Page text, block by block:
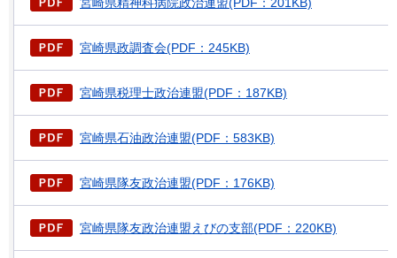
宮崎県政調査会(PDF：245KB)
宮崎県税理士政治連盟(PDF：187KB)
宮崎県石油政治連盟(PDF：583KB)
宮崎県隊友政治連盟(PDF：176KB)
宮崎県隊友政治連盟えびの支部(PDF：220KB)